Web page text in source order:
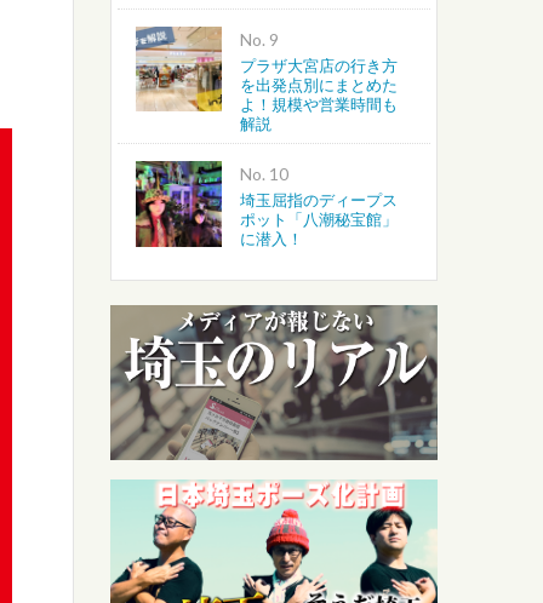
No.
プラザ大宮店の行き方
を出発点別にまとめた
よ！規模や営業時間も
解説
No.
埼玉屈指のディープス
ポット「八潮秘宝館」
に潜入！